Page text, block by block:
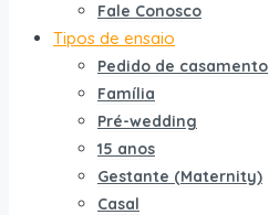
Fale Conosco
Tipos de ensaio
Pedido de casamento
Família
Pré-wedding
15 anos
Gestante (Maternity)
Casal